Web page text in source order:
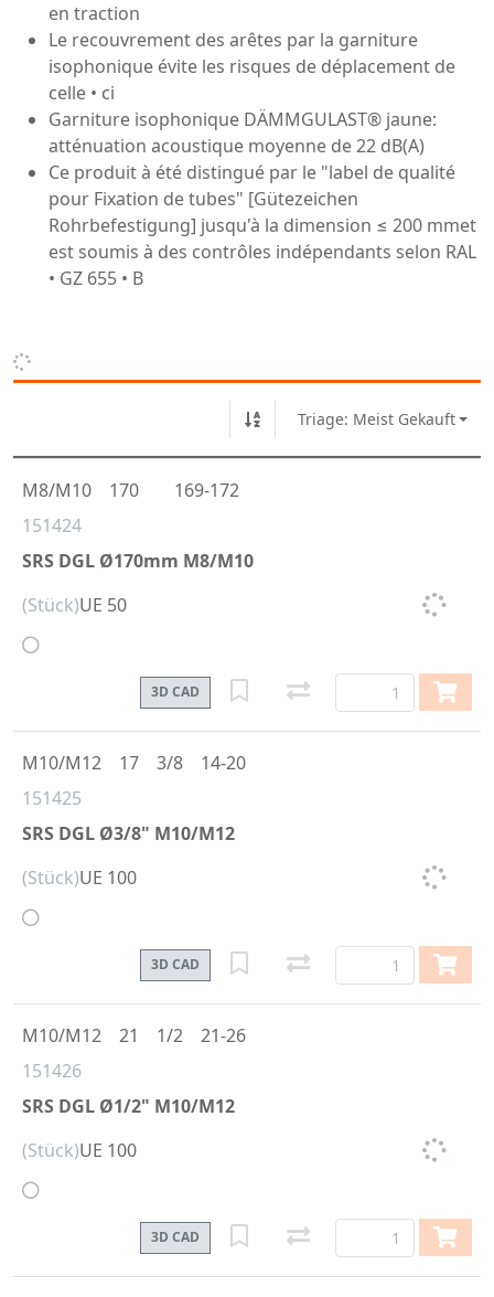
en traction
Le recouvrement des arêtes par la garniture
isophonique évite les risques de déplacement de
celle • ci
Garniture isophonique DÄMMGULAST® jaune:
atténuation acoustique moyenne de 22 dB(A)
Ce produit à été distingué par le "label de qualité
pour Fixation de tubes" [Gütezeichen
Rohrbefestigung] jusqu'à la dimension ≤ 200 mmet
est soumis à des contrôles indépendants selon RAL
• GZ 655 • B
Triage: Meist Gekauft
151424
SRS DGL Ø170mm M8/M10
M8/M10 170 169-172
(Stück)UE 50
3D CAD
151425
SRS DGL Ø3/8" M10/M12
M10/M12 17 3/8 14-20
(Stück)UE 100
3D CAD
151426
SRS DGL Ø1/2" M10/M12
M10/M12 21 1/2 21-26
(Stück)UE 100
3D CAD